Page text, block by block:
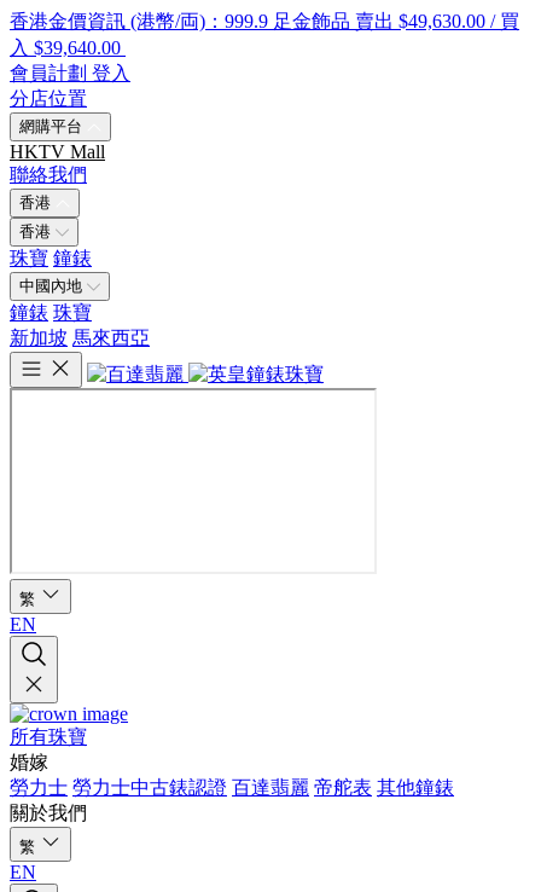
香港金價資訊 (港幣/両)：999.9 足金飾品 賣出 $49,630.00 / 買
入 $39,640.00
會員計劃 登入
分店位置
網購平台
HKTV Mall
聯絡我們
香港
香港
珠寶 鐘錶
中國內地
鐘錶 珠寶
新加坡 馬來西亞
繁
EN
所有珠寶
婚嫁
勞力士 勞力士中古錶認證 百達翡麗 帝舵表 其他鐘錶
關於我們
繁
EN